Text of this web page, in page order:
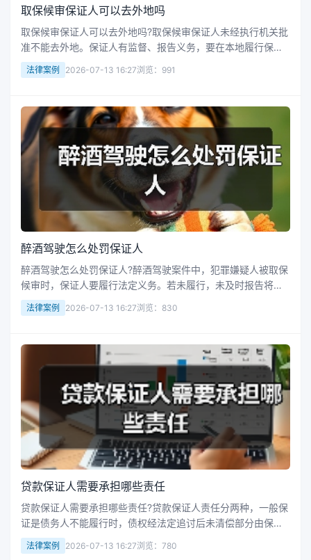
取保候审保证人可以去外地吗
取保候审保证人可以去外地吗?取保候审保证人未经执行机关批
准不能去外地。保证人有监督、报告义务，要在本地履行保证
责任。擅自去外地，执行机关可罚款；串通协助逃匿等，会被
追究刑责，所以去外地需获批。接下来华律网小编整理了相关
法律案例 2026-07-13 16:27浏览：991
醉酒驾驶怎么处罚保证人
醉酒驾驶怎么处罚保证人?醉酒驾驶案件中，犯罪嫌疑人被取保
候审时，保证人要履行法定义务。若未履行，未及时报告将被
罚款，金额一千元以上二万元以下；帮助逃匿等可能涉嫌犯
罪，会被判刑。保证人应尽责以免受罚。接下来华律网小编整
法律案例 2026-07-13 16:27浏览：830
贷款保证人需要承担哪些责任
贷款保证人需要承担哪些责任?贷款保证人责任分两种，一般保
证是债务人不能履行时，债权经法定追讨后未清偿部分由保证
人偿还；连带保证则是债务到期未履行，债权人可直接要求保
证人担责。保证人担责后可追偿，做保证前要了解债务人情
法律案例 2026-07-13 16:27浏览：780